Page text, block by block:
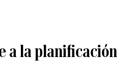
a la planificación